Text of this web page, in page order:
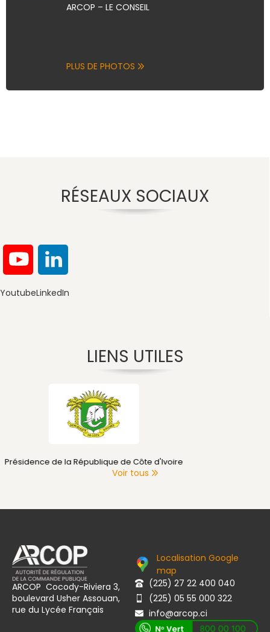
ARCOP – LE CONSEIL
PLUS DE PHOTOS
RÉSEAUX SOCIAUX
YoutubeLinkedIn
LIENS UTILES
Primature de Côte d'Ivoire
Voir tous
ARCOP Cocody-Riviera 3,
boulevard Usher Assouan,
rue du Lycée Français
Localisation Google
map
(225) 27 22 400 040
(225) 05 55 000 322
info@arcop.ci